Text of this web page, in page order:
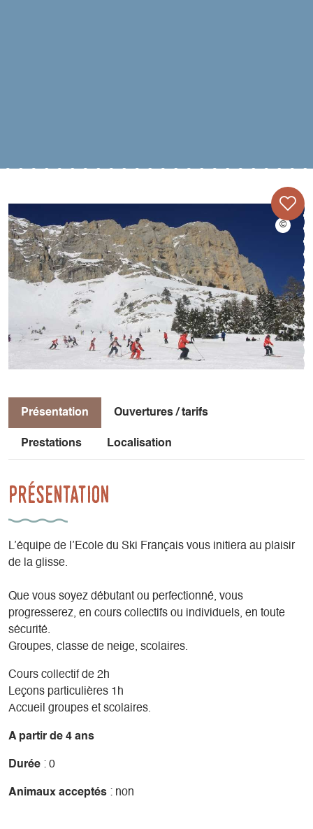
Présentation Ouvertures / tarifs
Prestations Localisation
Présentation
L’équipe de l’Ecole du Ski Français vous initiera au plaisir
de la glisse.
Que vous soyez débutant ou perfectionné, vous
progresserez, en cours collectifs ou individuels, en toute
sécurité.
Groupes, classe de neige, scolaires.
Cours collectif de 2h
Leçons particulières 1h
Accueil groupes et scolaires.
A partir de 4 ans
Durée : 0
Animaux acceptés : non